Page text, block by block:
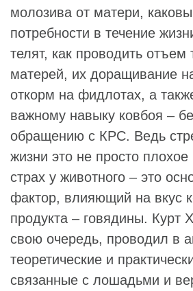
молозива от матери,
потребности в течение
телят, как проводить отъем
матерей, их доращивание
откорм на фидлотах, а
важному навыку ковбоя –
обращению с КРС. Ведь
жизни это не просто плохое
страх у животного – это
фактор, влияющий на вкус
продукта – говядины. Курт
свою очередь, проводил в
теоретические и
связанные с лошадьми и